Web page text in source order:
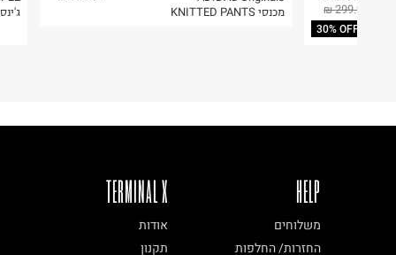
ח.פ.513155630מכנסי KNITTED PANTS
299.90 ₪
30% OFF
TERMINAL X
אודות
תקנון
HELP
משלוחים
החזרות/ החלפות